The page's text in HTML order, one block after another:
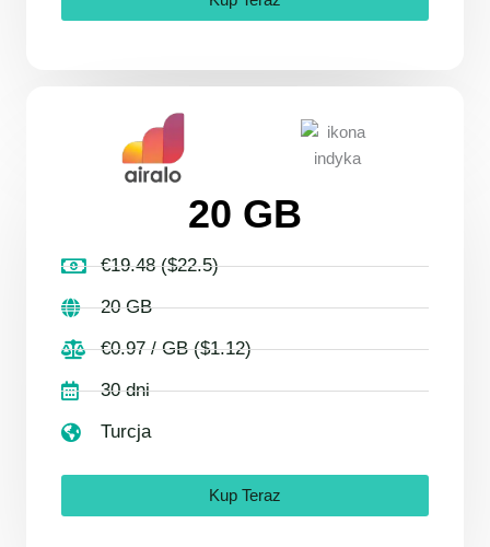
20 GB
€19.48 ($22.5)
20 GB
€0.97 / GB ($1.12)
30 dni
Turcja
Kup Teraz